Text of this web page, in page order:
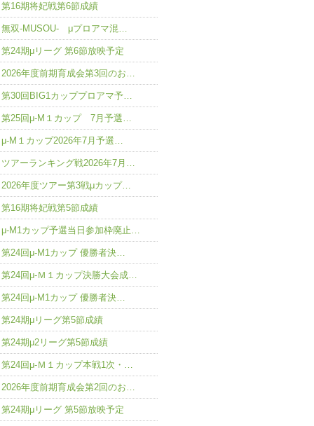
第16期将妃戦第6節成績
無双-MUSOU- μプロアマ混…
第24期μリーグ 第6節放映予定
2026年度前期育成会第3回のお…
第30回BIG1カッププロアマ予…
第25回μ-M１カップ 7月予選…
μ-M１カップ2026年7月予選…
ツアーランキング戦2026年7月…
2026年度ツアー第3戦μカップ…
第16期将妃戦第5節成績
μ-M1カップ予選当日参加枠廃止…
第24回μ-M1カップ 優勝者決…
第24回μ-Ｍ１カップ決勝大会成…
第24回μ-M1カップ 優勝者決…
第24期μリーグ第5節成績
第24期μ2リーグ第5節成績
第24回μ-Ｍ１カップ本戦1次・…
2026年度前期育成会第2回のお…
第24期μリーグ 第5節放映予定